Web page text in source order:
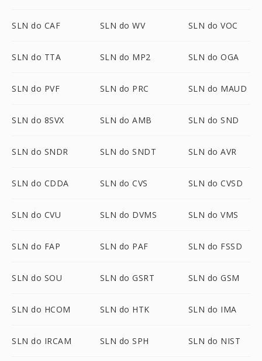
SLN do CAF SLN do WV SLN do VOC
SLN do TTA SLN do MP2 SLN do OGA
SLN do PVF SLN do PRC SLN do MAUD
SLN do 8SVX SLN do AMB SLN do SND
SLN do SNDR SLN do SNDT SLN do AVR
SLN do CDDA SLN do CVS SLN do CVSD
SLN do CVU SLN do DVMS SLN do VMS
SLN do FAP SLN do PAF SLN do FSSD
SLN do SOU SLN do GSRT SLN do GSM
SLN do HCOM SLN do HTK SLN do IMA
SLN do IRCAM SLN do SPH SLN do NIST